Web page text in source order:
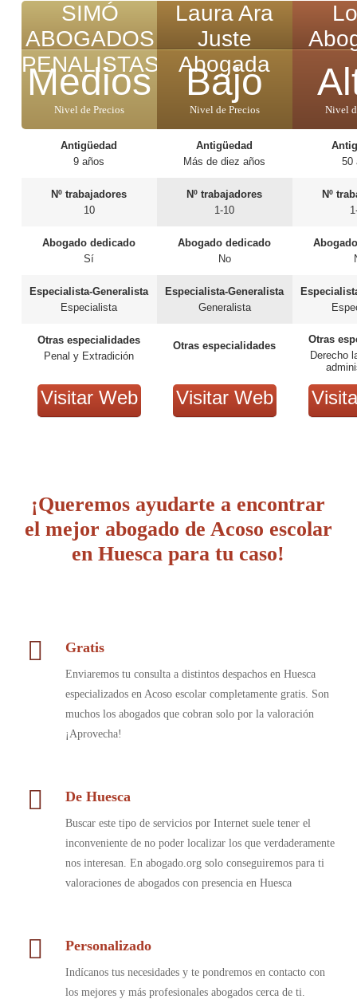
SIMÓ
ABOGADOS
PENALISTAS
Medios
Nivel de Precios
Antigüedad
9 años
Nº trabajadores
10
Abogado dedicado
Sí
Especialista-Generalista
Especialista
Otras especialidades
Penal y Extradición
Visitar Web
Laura Ara
Juste
Abogada
Bajo
Nivel de Precios
Antigüedad
Más de diez años
Nº trabajadores
1-10
Abogado dedicado
No
Especialista-Generalista
Generalista
Otras especialidades
Visitar Web
Nivel
50
Nº
Otras
Derecho
¡Queremos ayudarte a encontrar
el mejor abogado de Acoso escolar
en Huesca para tu caso!
Gratis
Enviaremos tu consulta a distintos despachos en Huesca
especializados en Acoso escolar completamente gratis. Son
muchos los abogados que cobran solo por la valoración
¡Aprovecha!
De Huesca
Buscar este tipo de servicios por Internet suele tener el
inconveniente de no poder localizar los que verdaderamente
nos interesan. En abogado.org solo conseguiremos para ti
valoraciones de abogados con presencia en Huesca
Personalizado
Indícanos tus necesidades y te pondremos en contacto con
los mejores y más profesionales abogados cerca de ti.